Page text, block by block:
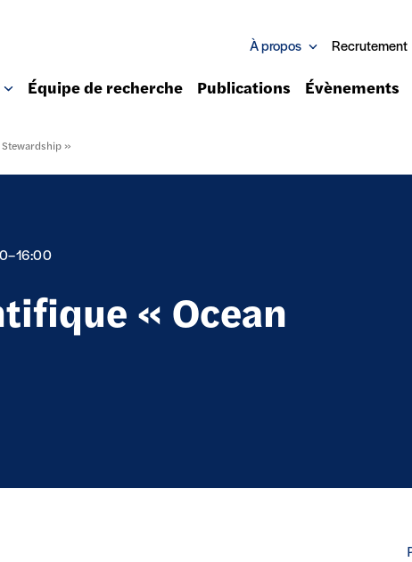
À propos Recrutement
Équipe de recherche Publications Évènements
»
« Ocean